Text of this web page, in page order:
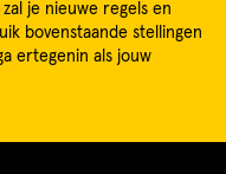
je nieuwe regels en
bovenstaande stellingen
ertegenin als jouw